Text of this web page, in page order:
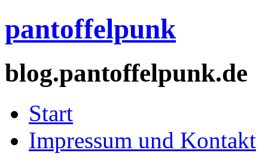
pantoffelpunk
blog.pantoffelpunk.de
Start
Impressum und Kontakt